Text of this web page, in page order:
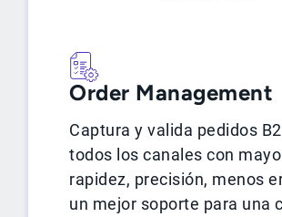
Order Management
Captura y valida pedidos
todos los canales con
rapidez, precisión, menos
un mejor soporte para una